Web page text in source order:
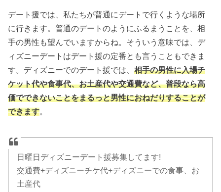
デート援では、私たちが普通にデートで行くような場所
に行きます。普通のデートのようにふるまうことを、相
手の男性も望んでいますからね。そういう意味では、デ
ィズニーデートはデート援の定番とも言うこともできま
す。ディズニーでのデート援では、相手の男性に入場チ
ケット代や食事代、お土産代や交通費など、普段なら高
価でできないことをまるっと男性におねだりすることが
できます。
日曜日ディズニーデート援募集してます!
交通費+ディズニーチケ代+ディズニーでの食事、お
土産代